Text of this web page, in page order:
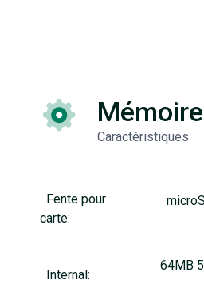
Mémoire
Caractéristiques
Fente pour
carte:
Internal:
64MB